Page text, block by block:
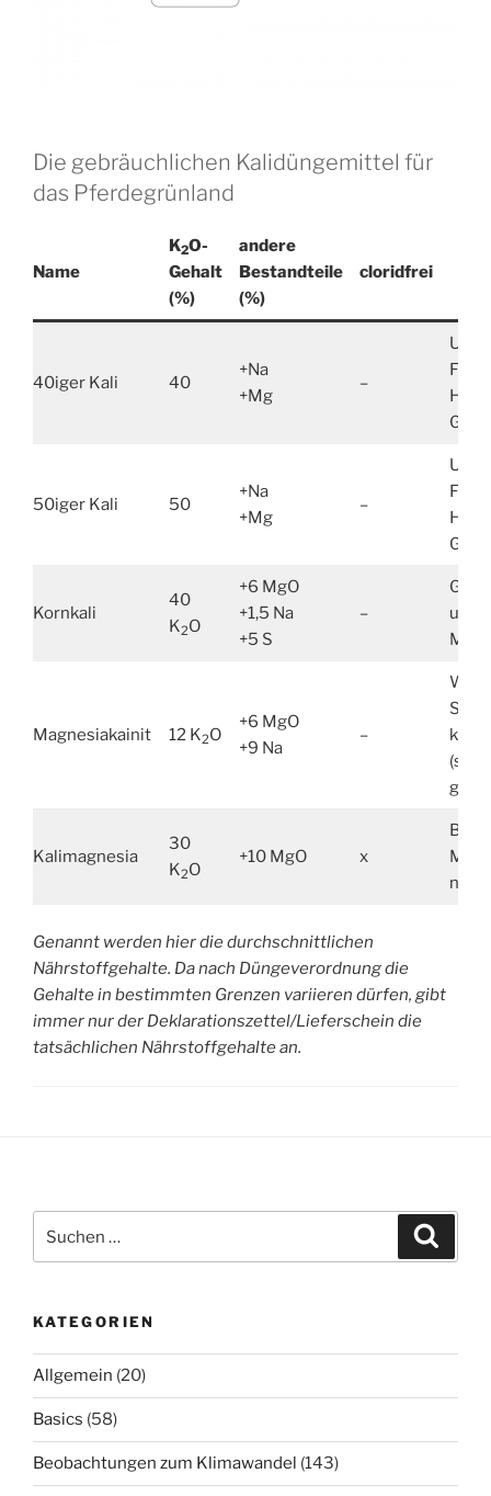
Die gebräuchlichen Kalidüngemittel für
das Pferdegrünland
Name
K2O-
Gehalt
(%)
andere
Bestandteile
(%)
cloridfrei
40iger Kali 40
+Na
+Mg
–
50iger Kali 50
+Na
+Mg
–
Kornkali
40
K2O
+6 MgO
+1,5 Na
+5 S
–
und
Magnesiakainit 12 K2O
+6 MgO
+9 Na
–
Kalimagnesia
30
K2O
+10 MgO x
Bei
Genannt werden hier die durchschnittlichen
Nährstoffgehalte. Da nach Düngeverordnung die
Gehalte in bestimmten Grenzen variieren dürfen, gibt
immer nur der Deklarationszettel/Lieferschein die
tatsächlichen Nährstoffgehalte an.
nach:
KATEGORIEN
Allgemein (20)
Basics (58)
Beobachtungen zum Klimawandel (143)